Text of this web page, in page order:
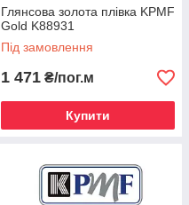
Глянсова золота плівка KPMF
Gold K88931
Під замовлення
1 471 ₴/пог.м
Купити